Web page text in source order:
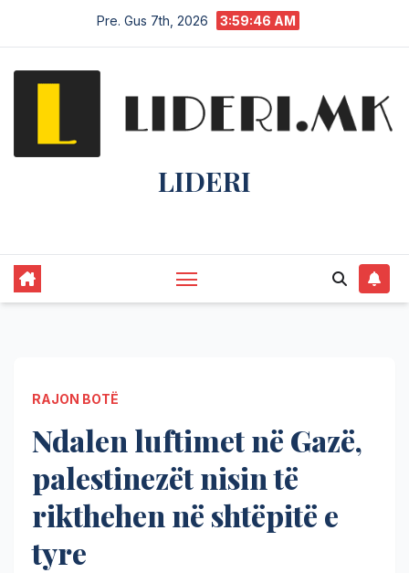
Pre. Gus 7th, 2026 3:59:47 AM
LIDERI
RAJON BOTË
Ndalen luftimet në Gazë,
palestinezët nisin të
rikthehen në shtëpitë e
tyre